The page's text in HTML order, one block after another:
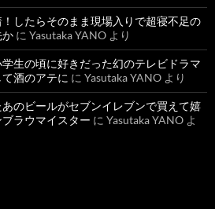
したらそのまま現場入りで超寝不足の
か に Yasutaka YANO より
生の頃に好きだった幻のテレビドラマ
酒のアテに に Yasutaka YANO より
のビールがセブンイレブンで買えて嬉
ラウマイスター に Yasutaka YANO よ